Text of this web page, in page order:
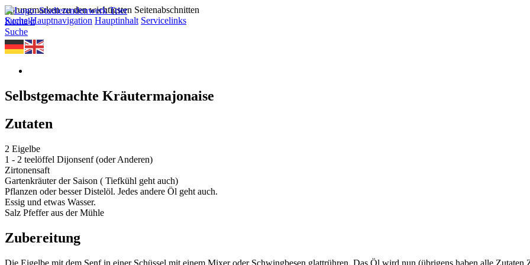
Sprungmarken zu den wichtigsten Seitenabschnitten
Suche Hauptnavigation Hauptinhalt Servicelinks
Kontakt
Suche
Selbstgemachte Kräutermajonaise
Zutaten
2 Eigelbe
1 - 2 teelöffel Dijonsenf (oder Anderen)
Zirtonensaft
Gartenkräuter der Saison ( Tiefkühl geht auch)
Pflanzen oder besser Distelöl. Jedes andere Öl geht auch.
Essig und etwas Wasser.
Salz Pfeffer aus der Mühle
Zubereitung
Die Eigelbe mit dem Senf in einer Schüssel mit einem Mixer oder Schwingbesen glattrühren. Das Öl wird nun (übrigens haben alle